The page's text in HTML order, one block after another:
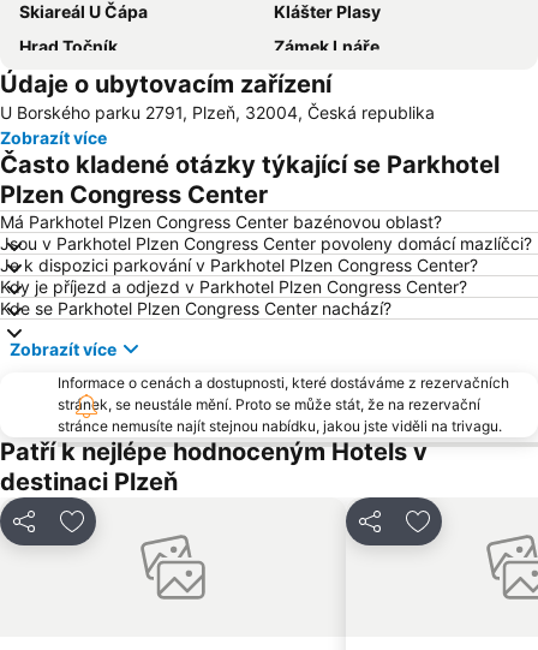
Skiareál U Čápa
Klášter Plasy
Hrad Točník
Zámek Lnáře
Autobusové nádraží
Pivovar Purkmistr
Zámek Hořovice
Katedrála sv Bartoloměje
Techmania Regionální technické muzeum
Kladrubský klášter
Státní zámek Manětín
Západočeské muzeum v Plzni Zbiroh
Hrad Krakovec
Zámek Chanovice
Chyše
Údaje o ubytovacím zařízení
U Borského parku 2791, Plzeň, 32004, Česká republika
Zobrazít více
Často kladené otázky týkající se Parkhotel
Plzen Congress Center
Má Parkhotel Plzen Congress Center bazénovou oblast?
Jsou v Parkhotel Plzen Congress Center povoleny domácí mazlíčci?
Je k dispozici parkování v Parkhotel Plzen Congress Center?
Kdy je příjezd a odjezd v Parkhotel Plzen Congress Center?
Kde se Parkhotel Plzen Congress Center nachází?
Zobrazít více
Informace o cenách a dostupnosti, které dostáváme z rezervačních
stránek, se neustále mění. Proto se může stát, že na rezervační
stránce nemusíte najít stejnou nabídku, jakou jste viděli na trivagu.
Patří k nejlépe hodnoceným Hotels v
destinaci Plzeň
Sdílet Přidat na seznam oblíbených hotelů
Sdílet Přidat na